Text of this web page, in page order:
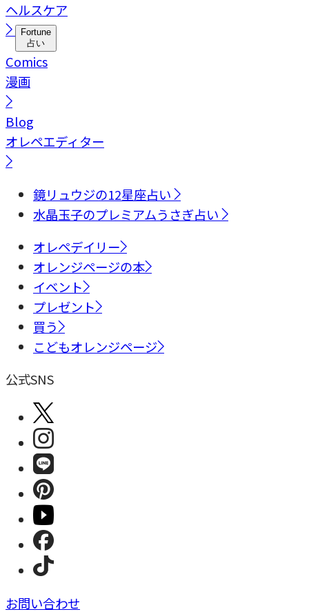
ヘルスケア
Fortune
占い
Comics
漫画
Blog
オレペエディター
鏡リュウジの12星座占い
水晶玉子のプレミアムうさぎ占い
オレペデイリー
オレンジページの本
イベント
プレゼント
買う
こどもオレンジページ
公式SNS
お問い合わせ